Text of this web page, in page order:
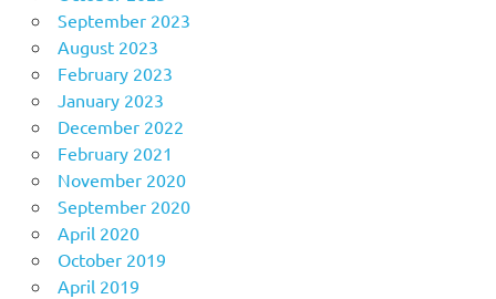
September 2023
August 2023
February 2023
January 2023
December 2022
February 2021
November 2020
September 2020
April 2020
October 2019
April 2019